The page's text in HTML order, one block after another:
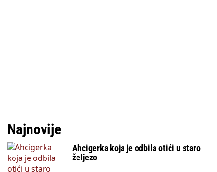
Najnovije
Ahcigerka koja je odbila otići u staro
željezo